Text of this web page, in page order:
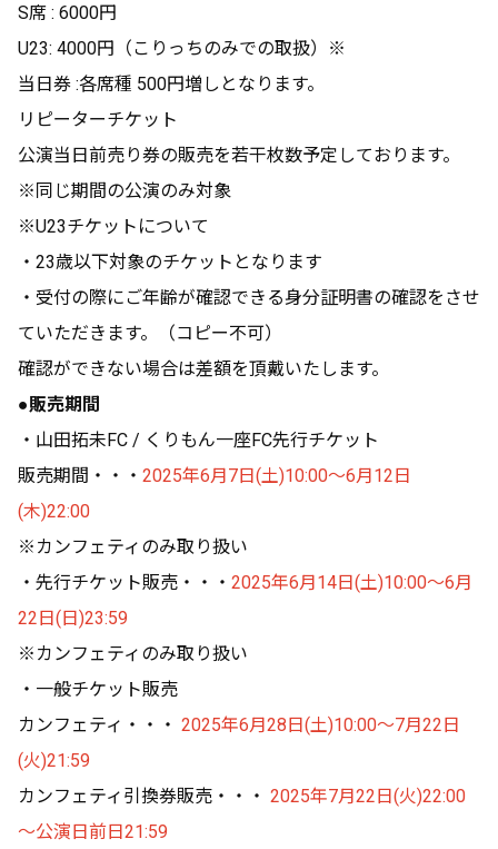
S席 : 6000円
U23: 4000円（こりっちのみでの取扱）※
当日券 :各席種 500円増しとなります。
リピーターチケット
公演当日前売り券の販売を若干枚数予定しております。
※同じ期間の公演のみ対象
※U23チケットについて
・23歳以下対象のチケットとなります
・受付の際にご年齢が確認できる身分証明書の確認をさせ
ていただきます。（コピー不可）
確認ができない場合は差額を頂戴いたします。
●販売期間
・山田拓未FC / くりもん一座FC先行チケット
販売期間・・・ 2025年6月7日(土)10:00～6月12日
(木)22:00
※カンフェティのみ取り扱い
・先行チケット販売・・・ 2025年6月14日(土)10:00～6月
22日(日)23:59
※カンフェティのみ取り扱い
・一般チケット販売
カンフェティ・・・ 2025年6月28日(土)10:00～7月22日
(火)21:59
カンフェティ引換券販売・・・ 2025年7月22日(火)22:00
～公演日前日21:59